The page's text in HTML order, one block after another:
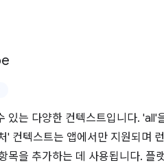
있는 다양한 컨텍스트입니다.
' 컨텍스트는 앱에서만 지원되며
목을 추가하는 데 사용됩니다. 플